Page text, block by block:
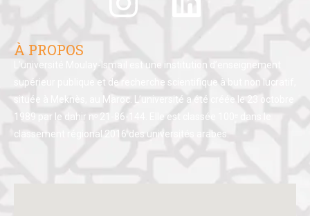
À PROPOS
L’université Moulay-Ismaïl est une institution d’enseignement
supérieur publique et de recherche scientifique à but non lucratif,
située à Meknès, au Maroc. L’université a été créée le 23 octobre
1989 par le dahir nᵒ 21-86-144. Elle est classée 100ᵉ dans le
classement régional 2016 des universités arabes.